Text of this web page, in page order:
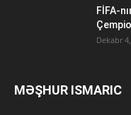
FİFA-
Dekabr
MƏŞHUR ISMARIC